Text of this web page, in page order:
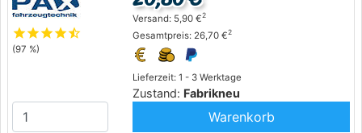
starstarstarstarstar_half
(97 %)
Lieferzeit: 1 - 3 Werktage
Zustand: Fabrikneu
Versand: 5,90 €2
Gesamtpreis: 26,70 €2
Warenkorb